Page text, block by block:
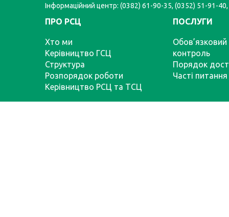
Інформаційний центр: (0382) 61-90-35, (0352) 51-91-
ПРО РСЦ
Хто ми
Керівництво ГСЦ
Структура
Розпорядок роботи
Керівництво РСЦ та ТСЦ
ПОСЛУГИ
Обов’язковий
контроль
Порядок
Часті питання